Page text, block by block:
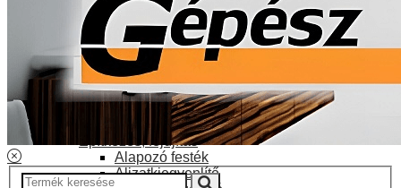
Kategóriák menü
Bolhapiac
Elektromos fűtés
Építkezés, fejújítás
Alapozó festék
Aljzatkiegyenlítő